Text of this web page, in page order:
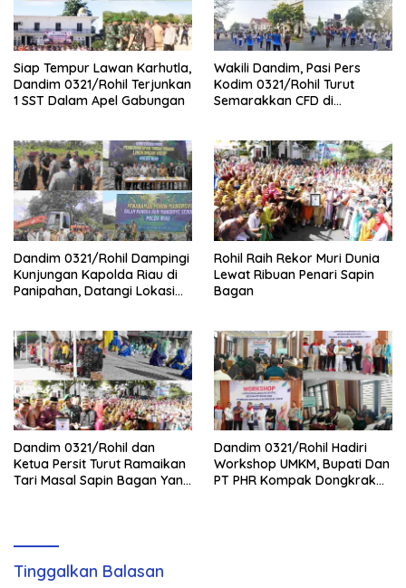
Siap Tempur Lawan Karhutla,
Dandim 0321/Rohil Terjunkan
1 SST Dalam Apel Gabungan
Wakili Dandim, Pasi Pers
Kodim 0321/Rohil Turut
Semarakkan CFD di
Dandim 0321/Rohil Dampingi
Kunjungan Kapolda Riau di
Panipahan, Datangi Lokasi
Rohil Raih Rekor Muri Dunia
Lewat Ribuan Penari Sapin
Bagan
Dandim 0321/Rohil dan
Ketua Persit Turut Ramaikan
Tari Masal Sapin Bagan Yang
Dandim 0321/Rohil Hadiri
Workshop UMKM, Bupati Dan
PT PHR Kompak Dongkrak
Tinggalkan Balasan